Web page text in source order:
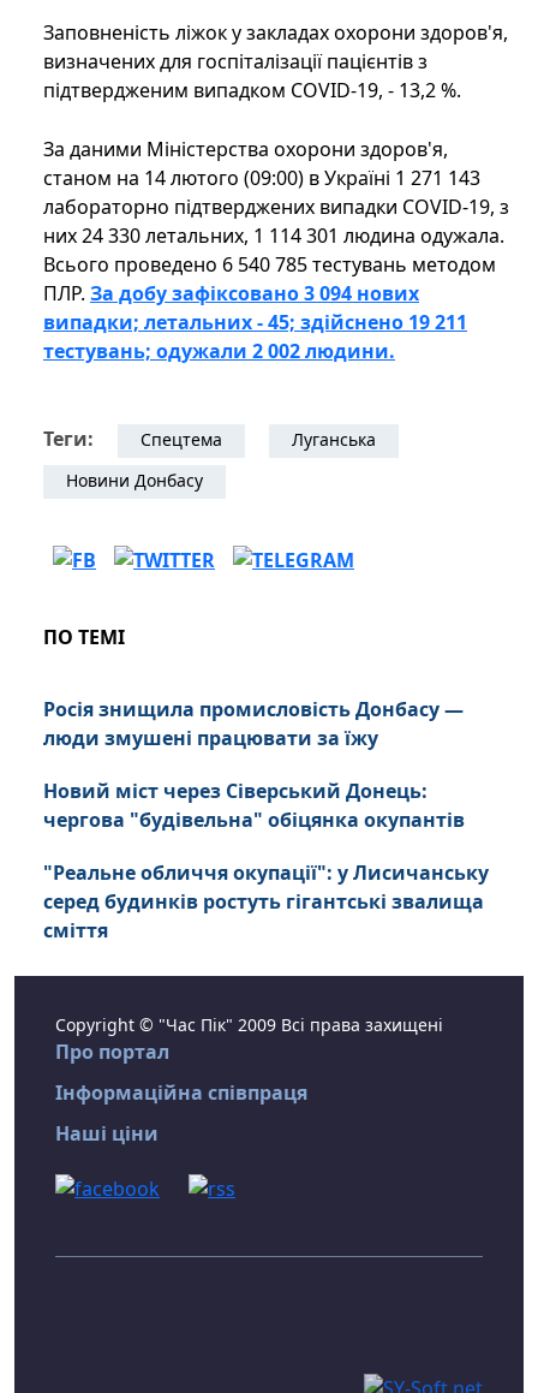
Заповненість ліжок у закладах охорони здоров'я,
визначених для госпіталізації пацієнтів з
підтвердженим випадком COVID-19, - 13,2 %.
За даними Міністерства охорони здоров'я,
станом на 14 лютого (09:00) в Україні 1 271 143
лабораторно підтверджених випадки COVID-19, з
них 24 330 летальних, 1 114 301 людина одужала.
Всього проведено 6 540 785 тестувань методом
ПЛР. За добу зафіксовано 3 094 нових
випадки; летальних - 45; здійснено 19 211
тестувань; одужали 2 002 людини.
Теги: Спецтема
Луганська
Новини Донбасу
ПО ТЕМІ
Росія знищила промисловість Донбасу —
люди змушені працювати за їжу
Новий міст через Сіверський Донець:
чергова "будівельна" обіцянка окупантів
"Реальне обличчя окупації": у Лисичанську
серед будинків ростуть гігантські звалища
сміття
Copyright © "Час Пік" 2009 Всі права захищені
Про портал
Інформаційна співпраця
Наші ціни